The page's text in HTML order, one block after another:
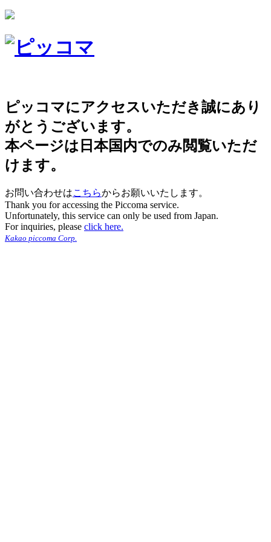
ピッコマにアクセスいただき誠にあり
がとうございます。
本ページは日本国内でのみ閲覧いただ
けます。
お問い合わせはこちらからお願いいたします。
Thank you for accessing the Piccoma service.
Unfortunately, this service can only be used from Japan.
For inquiries, please click here.
Kakao piccoma Corp.